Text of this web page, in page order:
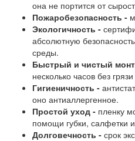
она не портится от
Пожаробезопасность -
Экологичность -
абсолютную
среды.
Быстрый и чистый
несколько часов без
Гигиеничность -
оно антиаллергенное.
Простой уход - пленку
помощи губки, салфетки
Долговечность - срок